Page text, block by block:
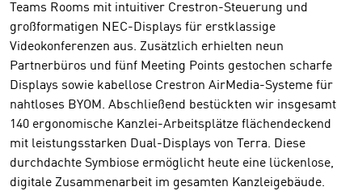
Teams Rooms mit intuitiver Crestron-Steuerung und
großformatigen NEC-Displays für erstklassige
Videokonferenzen aus. Zusätzlich erhielten neun
Partnerbüros und fünf Meeting Points gestochen scharfe
Displays sowie kabellose Crestron AirMedia-Systeme für
nahtloses BYOM. Abschließend bestückten wir insgesamt
140 ergonomische Kanzlei-Arbeitsplätze flächendeckend
mit leistungsstarken Dual-Displays von Terra. Diese
durchdachte Symbiose ermöglicht heute eine lückenlose,
digitale Zusammenarbeit im gesamten Kanzleigebäude.